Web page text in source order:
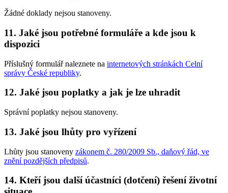
Žádné doklady nejsou stanoveny.
11. Jaké jsou potřebné formuláře a kde jsou k
dispozici
Příslušný formulář naleznete na internetových stránkách Celní
správy České republiky.
12. Jaké jsou poplatky a jak je lze uhradit
Správní poplatky nejsou stanoveny.
13. Jaké jsou lhůty pro vyřízení
Lhůty jsou stanoveny zákonem č. 280/2009 Sb., daňový řád, ve
znění pozdějších předpisů.
14. Kteří jsou další účastníci (dotčení) řešení životní